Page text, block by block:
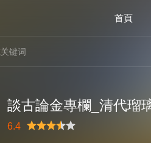
首頁
談古論金專欄_清代瑠
6.4
推薦力薦